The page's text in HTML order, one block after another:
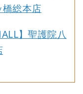
総本店
】聖護院八